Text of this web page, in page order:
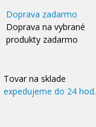
Doprava zadarmo
Doprava na vybrané
produkty zadarmo
Tovar na sklade
expedujeme do 24 hod.